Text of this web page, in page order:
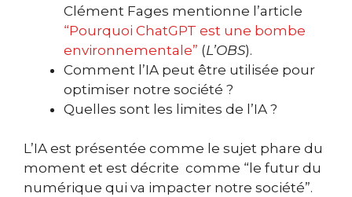
Clément Fages mentionne l’article
“Pourquoi ChatGPT est une bombe
environnementale” (L’OBS).
Comment l’IA peut être utilisée pour
optimiser notre société ?
Quelles sont les limites de l’IA ?
L’IA est présentée comme le sujet phare du
moment et est décrite comme “le futur du
numérique qui va impacter notre société”.